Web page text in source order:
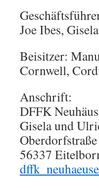
Joe Ibes,
Beisitzer:
Cornwell,
Anschrift:
DFFK
Gisela und
56337